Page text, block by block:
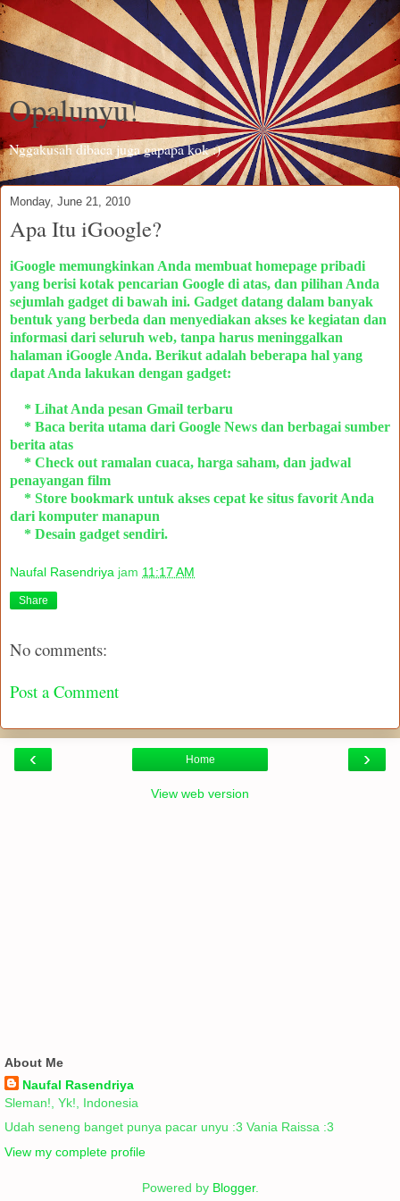
Opalunyu!
Nggakusah dibaca juga gapapa kok :)
Monday, June 21, 2010
Apa Itu iGoogle?
iGoogle memungkinkan Anda membuat homepage pribadi
yang berisi kotak pencarian Google di atas, dan pilihan Anda
sejumlah gadget di bawah ini. Gadget datang dalam banyak
bentuk yang berbeda dan menyediakan akses ke kegiatan dan
informasi dari seluruh web, tanpa harus meninggalkan
halaman iGoogle Anda. Berikut adalah beberapa hal yang
dapat Anda lakukan dengan gadget:
* Lihat Anda pesan Gmail terbaru
* Baca berita utama dari Google News dan berbagai sumber
berita atas
* Check out ramalan cuaca, harga saham, dan jadwal
penayangan film
* Store bookmark untuk akses cepat ke situs favorit Anda
dari komputer manapun
* Desain gadget sendiri.
Naufal Rasendriya jam 11:17 AM
Share
No comments:
Post a Comment
‹ ›
Home
View web version
About Me
Naufal Rasendriya
Sleman!, Yk!, Indonesia
Udah seneng banget punya pacar unyu :3 Vania Raissa :3
View my complete profile
Powered by Blogger.